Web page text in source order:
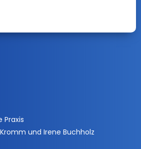
Praxis
und Irene Buchholz